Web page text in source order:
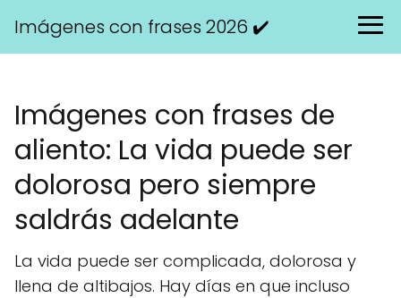
Imágenes con frases 2026 ✔️
Imágenes con frases de
aliento: La vida puede ser
dolorosa pero siempre
saldrás adelante
La vida puede ser complicada, dolorosa y
llena de altibajos. Hay días en que incluso